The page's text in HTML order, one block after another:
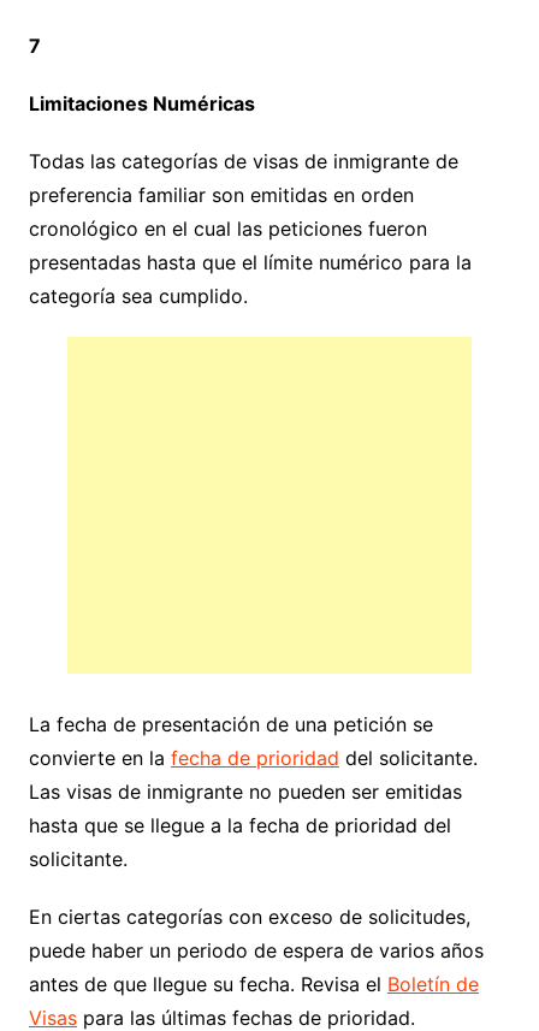
7
Limitaciones Numéricas
Todas las categorías de visas de inmigrante de
preferencia familiar son emitidas en orden
cronológico en el cual las peticiones fueron
presentadas hasta que el límite numérico para la
categoría sea cumplido.
La fecha de presentación de una petición se
convierte en la fecha de prioridad del solicitante.
Las visas de inmigrante no pueden ser emitidas
hasta que se llegue a la fecha de prioridad del
solicitante.
En ciertas categorías con exceso de solicitudes,
puede haber un periodo de espera de varios años
antes de que llegue su fecha. Revisa el Boletín de
Visaspara las últimas fechas de prioridad.